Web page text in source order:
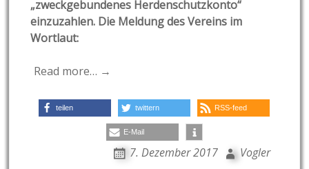
„zweckgebundenes Herdenschutzkonto“
einzuzahlen. Die Meldung des Vereins im
Wortlaut:
Read more… →
teilen twittern RSS-feed
E-Mail
7. Dezember 2017 Vogler